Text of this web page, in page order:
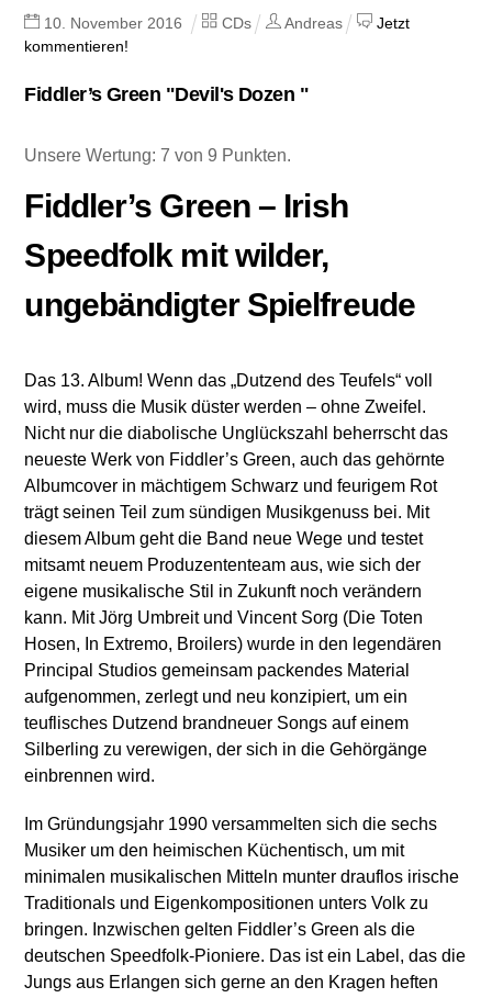
10 November 2016 CDs Andreas
Jetzt
kommentieren!
Fiddler’s Green "Devil's Dozen "
Unsere Wertung: 7 von 9 Punkten.
Fiddler’s Green – Irish
Speedfolk mit wilder,
ungebändigter Spielfreude
Das 13. Album! Wenn das „Dutzend des Teufels“ voll
wird, muss die Musik düster werden – ohne Zweifel.
Nicht nur die diabolische Unglückszahl beherrscht das
neueste Werk von Fiddler’s Green, auch das gehörnte
Albumcover in mächtigem Schwarz und feurigem Rot
trägt seinen Teil zum sündigen Musikgenuss bei. Mit
diesem Album geht die Band neue Wege und testet
mitsamt neuem Produzententeam aus, wie sich der
eigene musikalische Stil in Zukunft noch verändern
kann. Mit Jörg Umbreit und Vincent Sorg (Die Toten
Hosen, In Extremo, Broilers) wurde in den legendären
Principal Studios gemeinsam packendes Material
aufgenommen, zerlegt und neu konzipiert, um ein
teuflisches Dutzend brandneuer Songs auf einem
Silberling zu verewigen, der sich in die Gehörgänge
einbrennen wird.
Im Gründungsjahr 1990 versammelten sich die sechs
Musiker um den heimischen Küchentisch, um mit
minimalen musikalischen Mitteln munter drauflos irische
Traditionals und Eigenkompositionen unters Volk zu
bringen. Inzwischen gelten Fiddler’s Green als die
deutschen Speedfolk-Pioniere. Das ist ein Label, das die
Jungs aus Erlangen sich gerne an den Kragen heften